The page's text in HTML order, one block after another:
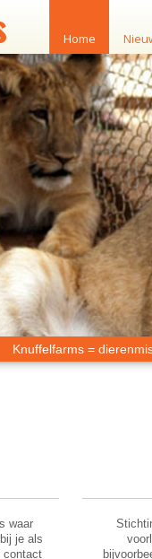
Home
Knuffelfarms =
waar
je als
contact